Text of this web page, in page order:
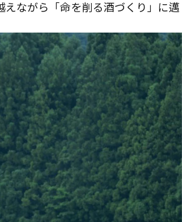
ながら「命を削る酒づくり」に邁